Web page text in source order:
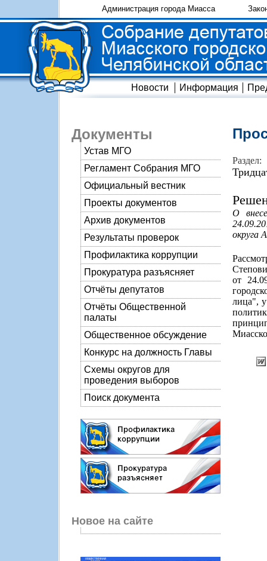
Администрация города Миасса
Новости Информация
Документы
Устав МГО
Регламент Собрания МГО
Официальный вестник
Проекты документов
Архив документов
Результаты проверок
Профилактика коррупции
Прокуратура разъясняет
Отчёты депутатов
Отчёты Общественной
палаты
Общественное обсуждение
Конкурс на должность Главы
Схемы округов для
проведения выборов
Поиск документа
Новое на сайте
Раздел:
О
округа
от
лица",